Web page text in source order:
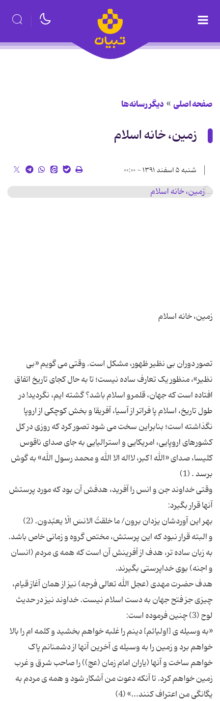
صفحه اصلی دیگر رسانه‌ها
زمین، خانه اسلام
شنبه ۵ اسفند ۱۳۹۱ - ۰۰:۰۰
تصور دوران بی نظیر ظهور، مشکل است. وقتی می گویم «بی
نظیر»، منظور یک تعارف ساده نیست؛ تا به حال کجای تاریخ اتفاق
افتاده است که جهان، قلمرو اسلام باشد؟ گشته ایم، نگردید! در
طول تاریخ، اسلام پا فراتر از آسیا، آفریقا و بخش کوچکی از اروپا
نگذاشته است؛ بنابراین سخت می شود تصور کرد که روزی در کل
کشورهای اروپایی، امریکایی و استرالیایی به جای صدای ناقوس
کلیسا، صدای «الله اکبر، لااله الا الله و محمد رسول الله» به گوش
وقتی خداوند جن و انس را آفرید، هدفش آن بود که مورد پرستش
و البته قرار نبود که این پرستش، مختص گروه و زمانی خاص باشد.
به زبان ساده تر، هدف از آفرینش آن است که همه ی مردم (انسان
هدف حضرت مهدی (عجل الله تعالی فرجه) نیز از همان آغاز قیام،
چیزی جز فتح جهان به دست اسلام نیست. خداوند نیز در حدیث
«به وسیله ی [اولیائم] دینم را غلبه خواهم بخشید و کلمه ام را بالا
خواهم برد و زمین را به وسیله ی آخرین آنها از دشمنانم پاک
خواهم ساخت و آنها (یاران امام زمان (عج)) را صاحب شرق و غرب
زمین خواهم کرد. تا آنکه دعوت من آشکار شود و همه ی مردم به